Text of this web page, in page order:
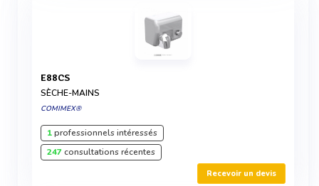
E88CS
SÈCHE-MAINS
COMIMEX®
1professionnels intéressés
247consultations récentes
Recevoir un devis